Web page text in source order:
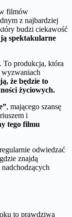
filmów
z najbardziej
budzi ciekawość
spektakularne
. To produkcja, która
wyzwaniach
że będzie to
życiowych.
, mającego szansę
i
tego filmu
odwiedzać
znajdą
to prawdziwa